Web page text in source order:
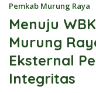
Pemkab Murung Raya
Menuju
Murung
Eksternal
Integritas